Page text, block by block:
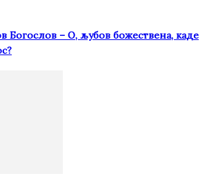
Богослов – О, љубов божествена, каде